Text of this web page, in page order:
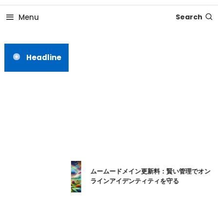
Menu Search
Headline
ムームードメイン更新料：賢い管理でオン
ラインアイデンティティを守る